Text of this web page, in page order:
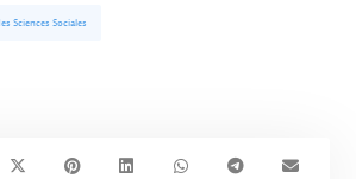
Sciences Sociales